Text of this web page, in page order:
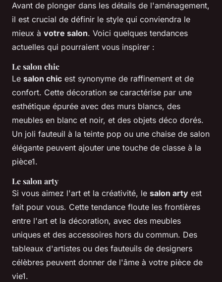
Avant de plonger dans les détails de l'aménagement,
il est crucial de définir le style qui conviendra le
mieux à votre salon. Voici quelques tendances
actuelles qui pourraient vous inspirer :
Le salon chic
Le salon chic est synonyme de raffinement et de
confort. Cette décoration se caractérise par une
esthétique épurée avec des murs blancs, des
meubles en blanc et noir, et des objets déco dorés.
Un joli fauteuil à la teinte pop ou une chaise de salon
élégante peuvent ajouter une touche de classe à la
pièce1.
Le salon arty
Si vous aimez l'art et la créativité, le salon arty est
fait pour vous. Cette tendance floute les frontières
entre l'art et la décoration, avec des meubles
uniques et des accessoires hors du commun. Des
tableaux d'artistes ou des fauteuils de designers
célèbres peuvent donner de l'âme à votre pièce de
vie1.